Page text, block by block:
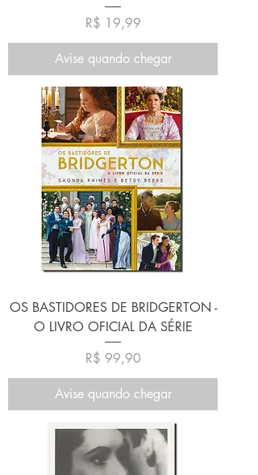
Preço
R$ 19,99
Avise quando chegar
OS BASTIDORES DE BRIDGERTON -
O LIVRO OFICIAL DA SÉRIE
Preço
R$ 99,90
Avise quando chegar